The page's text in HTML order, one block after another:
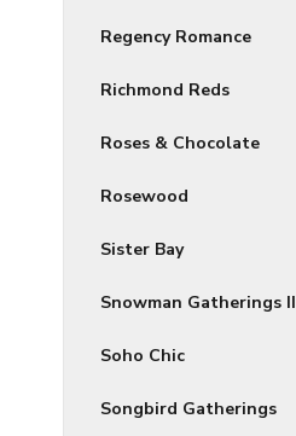
Regency Romance
Richmond Reds
Roses & Chocolate
Rosewood
Sister Bay
Snowman Gatherings II
Soho Chic
Songbird Gatherings